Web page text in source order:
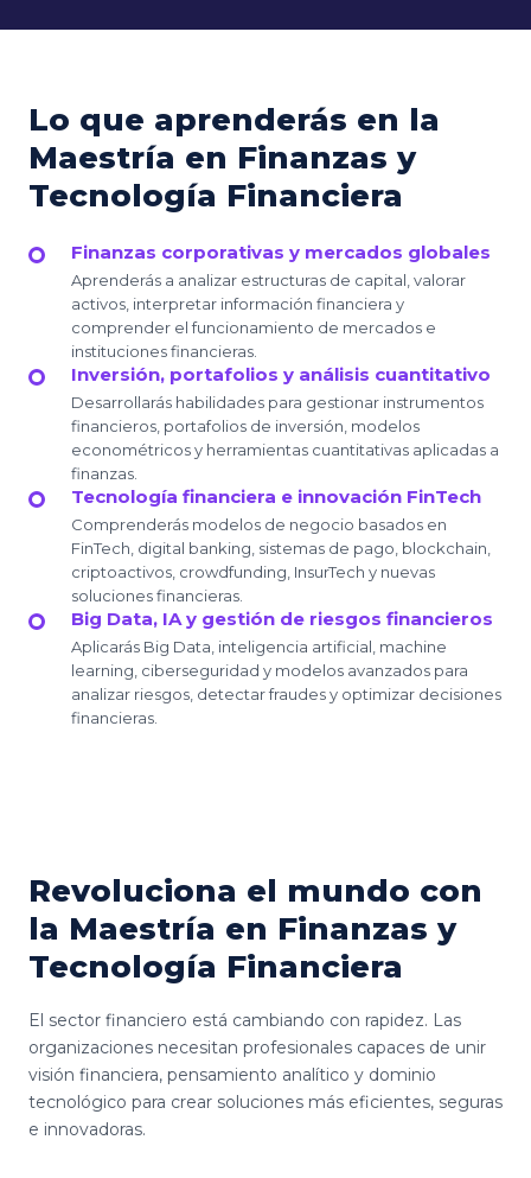
Lo que aprenderás en la
Maestría en Finanzas y
Tecnología Financiera
Finanzas corporativas y mercados globales
Aprenderás a analizar estructuras de capital, valorar
activos, interpretar información financiera y
comprender el funcionamiento de mercados e
instituciones financieras.
Inversión, portafolios y análisis cuantitativo
Desarrollarás habilidades para gestionar instrumentos
financieros, portafolios de inversión, modelos
econométricos y herramientas cuantitativas aplicadas a
finanzas.
Tecnología financiera e innovación FinTech
Comprenderás modelos de negocio basados en
FinTech, digital banking, sistemas de pago, blockchain,
criptoactivos, crowdfunding, InsurTech y nuevas
soluciones financieras.
Big Data, IA y gestión de riesgos financieros
Aplicarás Big Data, inteligencia artificial, machine
learning, ciberseguridad y modelos avanzados para
analizar riesgos, detectar fraudes y optimizar decisiones
financieras.
Revoluciona el mundo con
la Maestría en Finanzas y
Tecnología Financiera
El sector financiero está cambiando con rapidez. Las
organizaciones necesitan profesionales capaces de unir
visión financiera, pensamiento analítico y dominio
tecnológico para crear soluciones más eficientes, seguras
e innovadoras.